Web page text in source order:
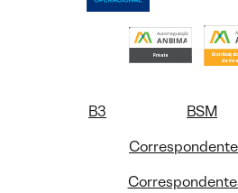
B3 BSM